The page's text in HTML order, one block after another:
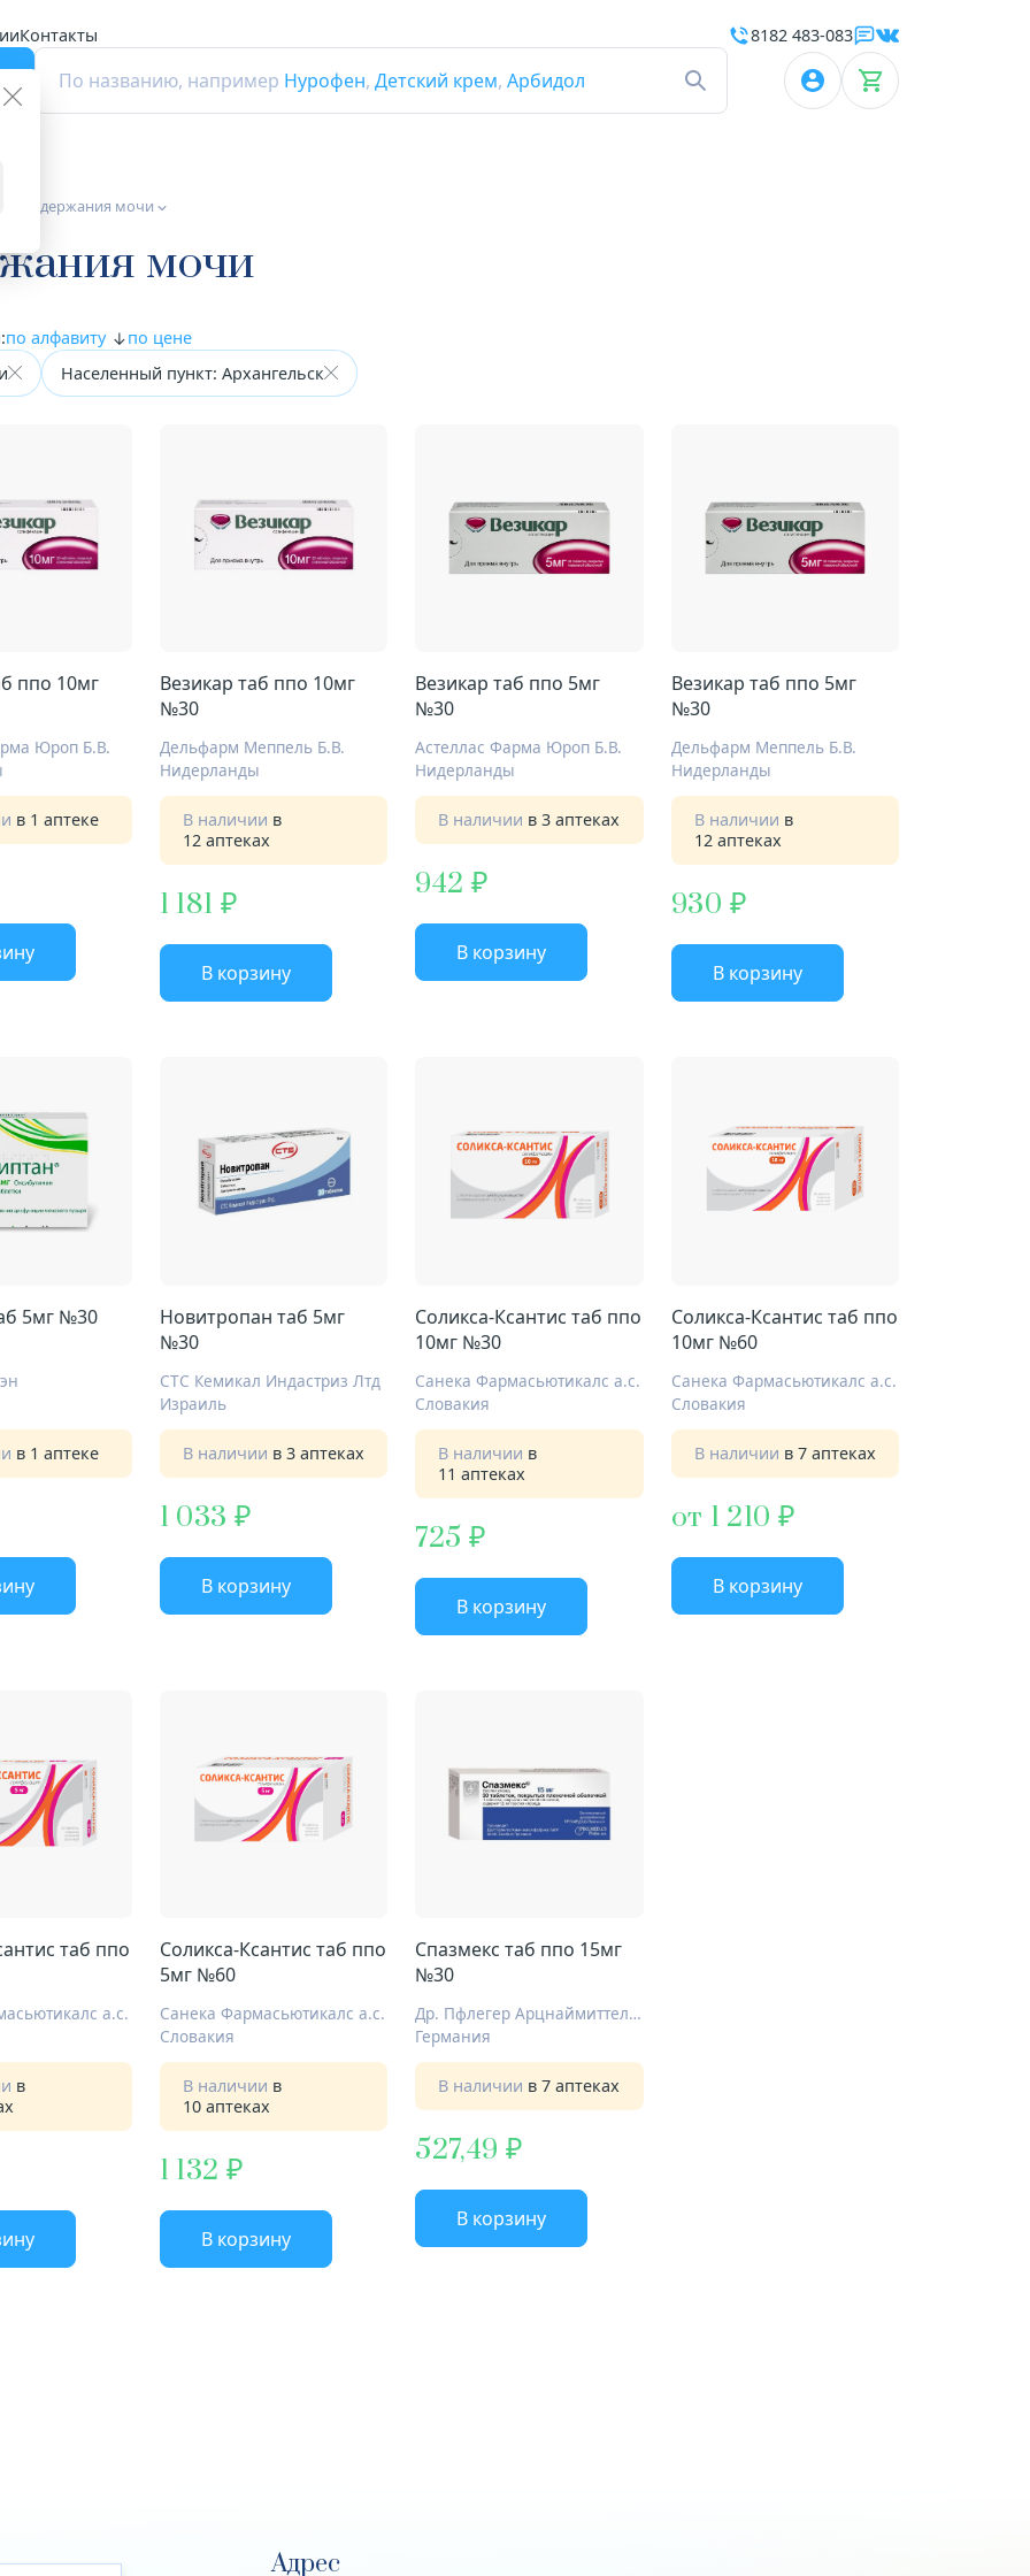
Контакты
По названию, например Нурофен, Детский крем, Арбидол
8182 483-083
от недержания мочи
мочи
по алфавиту
по цене
Населенный пункт: Архангельск
ппо 10мг
Юроп Б.В.
в 1 аптеке
Везикар таб ппо 10мг
№30
Дельфарм Меппель Б.В.
Нидерланды
В наличии в
12 аптеках
1 181
В корзину
Везикар таб ппо 5мг
№30
Астеллас Фарма Юроп Б.В.
Нидерланды
В наличии в 3 аптеках
942
В корзину
Везикар таб ппо 5мг
№30
Дельфарм Меппель Б.В.
Нидерланды
В наличии в
12 аптеках
930
В корзину
5мг №30
в 1 аптеке
Новитропан таб 5мг
№30
СТС Кемикал Индастриз Лтд
Израиль
В наличии в 3 аптеках
1 033
В корзину
Соликса-Ксантис таб ппо
10мг №30
Санека Фармасьютикалс а.с.
Словакия
В наличии в
11 аптеках
725
В корзину
Соликса-Ксантис таб ппо
10мг №60
Санека Фармасьютикалс а.с.
Словакия
В наличии в 7 аптеках
от 1 210
В корзину
таб ппо
а.с.
в
Соликса-Ксантис таб ппо
5мг №60
Санека Фармасьютикалс а.с.
Словакия
В наличии в
10 аптеках
1 132
В корзину
Спазмекс таб ппо 15мг
№30
Др. Пфлегер Арцнаймиттель ГмбХ
Германия
В наличии в 7 аптеках
527,49
В корзину
Адрес